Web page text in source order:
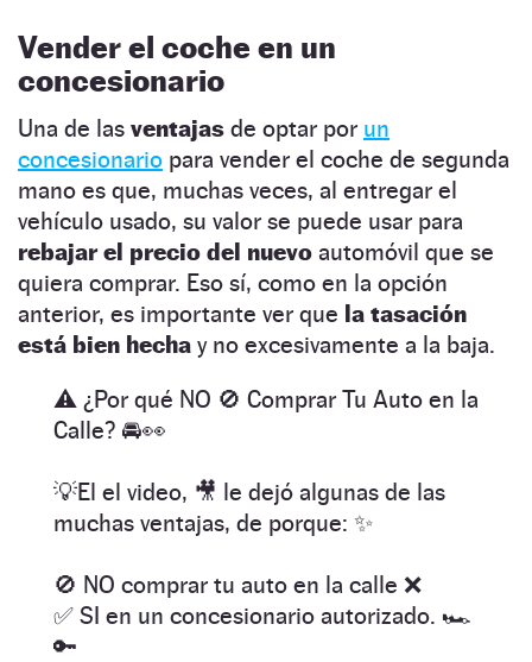
Vender el coche en un
concesionario
Una de las ventajas de optar por un
concesionario para vender el coche de segunda
mano es que, muchas veces, al entregar el
vehículo usado, su valor se puede usar para
rebajar el precio del nuevo automóvil que se
quiera comprar. Eso sí, como en la opción
anterior, es importante ver que la tasación
está bien hecha y no excesivamente a la baja.
⚠️ ¿Por qué NO 🚫 Comprar Tu Auto en la
Calle? 🚘👀
💡El el video, 🎥 le dejó algunas de las
muchas ventajas, de porque: ✨
🚫 NO comprar tu auto en la calle ❌
✅ SI en un concesionario autorizado. 🏎️
🔑